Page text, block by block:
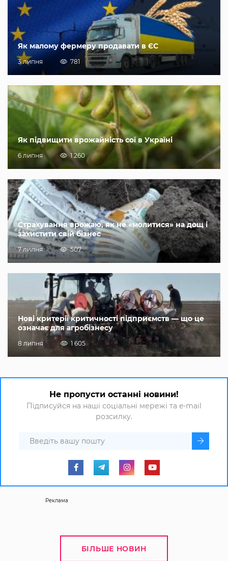
Як малому фермеру продавати в ЄС
3 липня 781
Як підвищити врожайність сої в Україні
6 липня 1 260
Страхування врожаю, як не «молитися» на дощ і
захистити свій бізнес
7 липня 507
Нові критерії критичності підприємств — що це
означає для агробізнесу
8 липня 1 605
Не пропусти останні новини!
Підписуйся на наші соціальні мережі та e-mail
розсилку.
Реклама
БІЛЬШЕ НОВИН